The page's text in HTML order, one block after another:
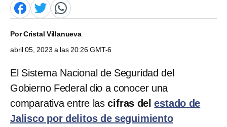
PorCristal Villanueva
abril 05, 2023 a las 20:26 GMT-6
El Sistema Nacional de Seguridad del
Gobierno Federal dio a conocer una
comparativa entre las cifras delestado de
Jalisco por delitos de seguimiento